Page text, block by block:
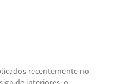
recentemente no